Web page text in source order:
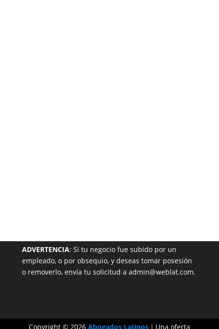
ADVERTENCIA: Si tu negocio fue subido por un
empleado, o por obsequio, y deseas tomar posesión
o removerlo, envía tu solicitud a admin@weblat.com.
Copyright © 2026 Abogados Latinos | Una oferta